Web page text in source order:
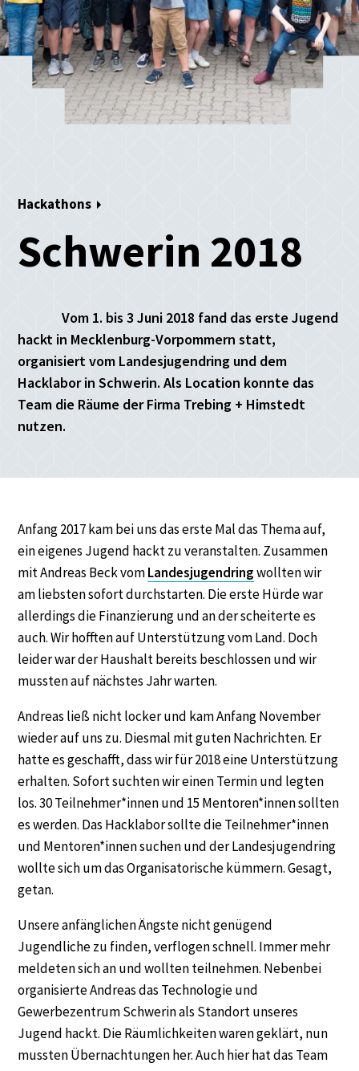
Hackathons
Schwerin 2018
Vom 1. bis 3 Juni 2018 fand das erste Jugend
hackt in Mecklenburg-Vorpommern statt,
organisiert vom Landesjugendring und dem
Hacklabor in Schwerin. Als Location konnte das
Team die Räume der Firma Trebing + Himstedt
nutzen.
Anfang 2017 kam bei uns das erste Mal das Thema auf,
ein eigenes Jugend hackt zu veranstalten. Zusammen
mit Andreas Beck vomLandesjugendringwollten wir
am liebsten sofort durchstarten. Die erste Hürde war
allerdings die Finanzierung und an der scheiterte es
auch. Wir hofften auf Unterstützung vom Land. Doch
leider war der Haushalt bereits beschlossen und wir
mussten auf nächstes Jahr warten.
Andreas ließ nicht locker und kam Anfang November
wieder auf uns zu. Diesmal mit guten Nachrichten. Er
hatte es geschafft, dass wir für 2018 eine Unterstützung
erhalten. Sofort suchten wir einen Termin und legten
los. 30 Teilnehmer*innen und 15 Mentoren*innen sollten
es werden. Das Hacklabor sollte die Teilnehmer*innen
und Mentoren*innen suchen und der Landesjugendring
wollte sich um das Organisatorische kümmern. Gesagt,
getan.
Unsere anfänglichen Ängste nicht genügend
Jugendliche zu finden, verflogen schnell. Immer mehr
meldeten sich an und wollten teilnehmen. Nebenbei
organisierte Andreas das Technologie und
Gewerbezentrum Schwerin als Standort unseres
Jugend hackt. Die Räumlichkeiten waren geklärt, nun
mussten Übernachtungen her. Auch hier hat das Team